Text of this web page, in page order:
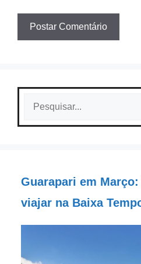
Guarapari em
viajar na Baixa